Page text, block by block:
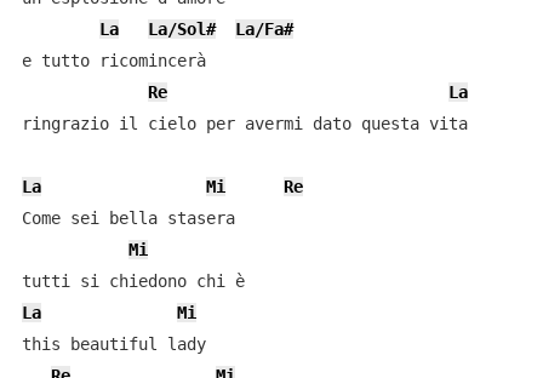
La
La/Sol#
La/Fa#
e tutto ricomincerà
Re
La
ringrazio il cielo per avermi dato questa vita
La Mi
Re
Come sei bella stasera
Mi
La
Mi
this beautiful lady